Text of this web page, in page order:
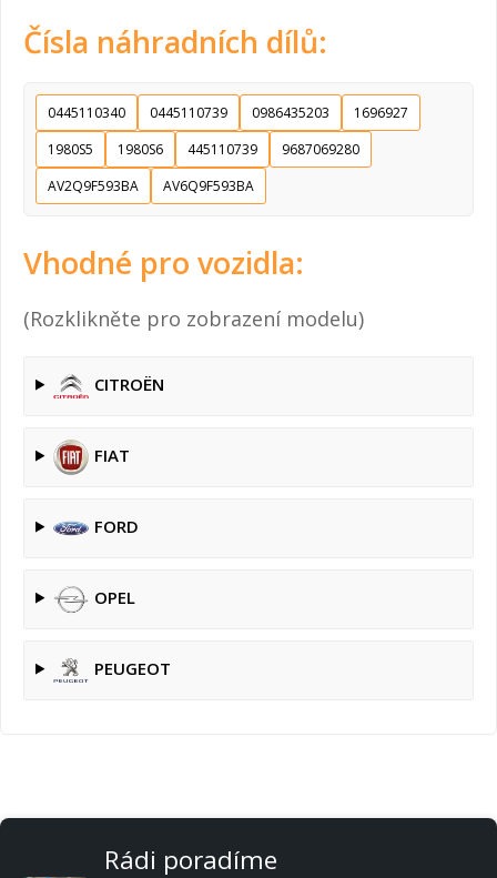
Čísla náhradních dílů:
0445110340 0445110739 0986435203
1696927
1980S5
1980S6 445110739
9687069280
AV2Q9F593BA
AV6Q9F593BA
Vhodné pro vozidla:
(Rozklikněte pro zobrazení modelu)
CITROËN
FIAT
FORD
OPEL
PEUGEOT
Rádi poradíme